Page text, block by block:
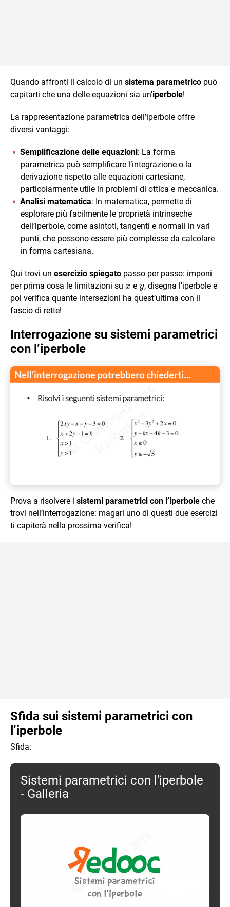
Quando affronti il calcolo di un sistema parametrico può
capitarti che una delle equazioni sia un’iperbole!
La rappresentazione parametrica dell’iperbole offre
diversi vantaggi:
Semplificazione delle equazioni: La forma
parametrica può semplificare l’integrazione o la
derivazione rispetto alle equazioni cartesiane,
particolarmente utile in problemi di ottica e meccanica.
Analisi matematica: In matematica, permette di
esplorare più facilmente le proprietà intrinseche
dell’iperbole, come asintoti, tangenti e normali in vari
punti, che possono essere più complesse da calcolare
in forma cartesiana.
Qui trovi un esercizio spiegato passo per passo: imponi
per prima cosa le limitazioni su x
x e y
y, disegna l’iperbole e
poi verifica quante intersezioni ha quest’ultima con il
fascio di rette!
Interrogazione su sistemi parametrici
con l’iperbole
Prova a risolvere i sistemi parametrici con l’iperbole che
trovi nell’interrogazione: magari uno di questi due esercizi
ti capiterà nella prossima verifica!
Sfida sui sistemi parametrici con
l’iperbole
Sfida:
Sistemi parametrici con l'iperbole
- Galleria